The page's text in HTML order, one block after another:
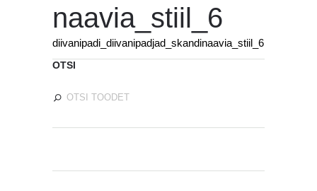
naavia_stiil_6
diivanipadi_diivanipadjad_skandinaavia_stiil_6
OTSI